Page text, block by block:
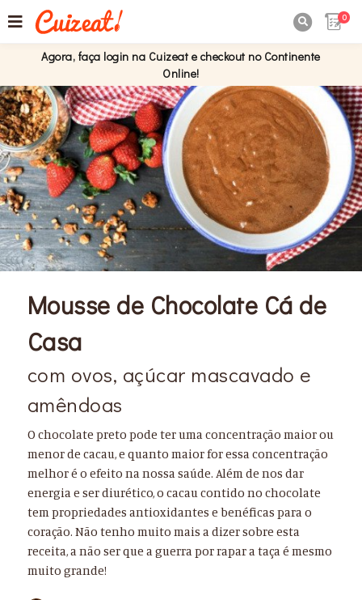
0
Agora, faça login na Cuizeat e checkout no Continente
Online!
Mousse de Chocolate Cá de
Casa
com ovos, açúcar mascavado e
amêndoas
O chocolate preto pode ter uma concentração maior ou
menor de cacau, e quanto maior for essa concentração
melhor é o efeito na nossa saúde. Além de nos dar
energia e ser diurético, o cacau contido no chocolate
tem propriedades antioxidantes e benéficas para o
coração. Não tenho muito mais a dizer sobre esta
receita, a não ser que a guerra por rapar a taça é mesmo
muito grande!